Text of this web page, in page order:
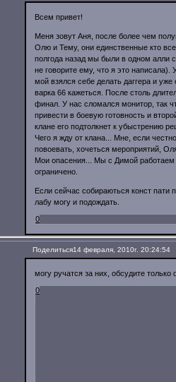
Всем привет!
Меня зовут Аня, после более чем
Олю и Тему, они единственные кто
полгода назад мы были в одном алли
не говорите ему, что я это
мой взялся себе делать даггера и
варка 66 кажеться. После столь
финал. У нас сломался монитор, так
привести в боевую готовность и
клане его подтолкнет к убыстрению
Чего я жду от клана... Мне, если
повоевать, хочеться мероприятий,
Мои опасения... Мы с Димой работаем
ограничено.
Если сейчас собираються конст пати
лабу могу и подождать.
0
Поделиться14 февраля, 2010г. 20:24:54
могу ручатся за них, обсудите только
0